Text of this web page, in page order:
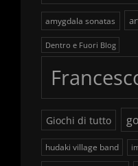
amygdala sonatas
Dentro e Fuori Blog
Giochi di tutto
hudaki village band